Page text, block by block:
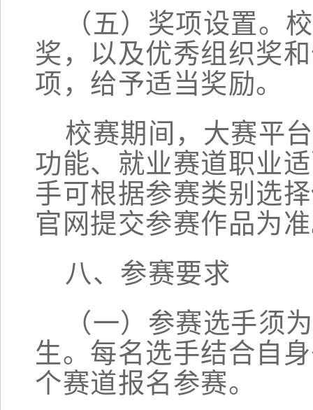
（ 五 ）奖项设置。 校
奖，以及优秀组织奖
项 ， 给予适当奖励。
校赛期间， 大赛平
功能、就业赛道职业
手可根据参赛类别 选
官网提交参赛作品为
八、参赛要求
（一）参赛选手须
生。每名选手结合自
个赛道报名参赛。